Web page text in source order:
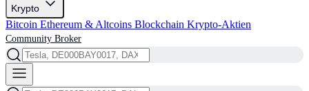
Krypto
Bitcoin Ethereum & Altcoins Blockchain Krypto-Aktien
Community Broker